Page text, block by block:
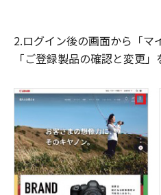
2.ログイン後の画面から「マ
「ご登録製品の確認と変更」